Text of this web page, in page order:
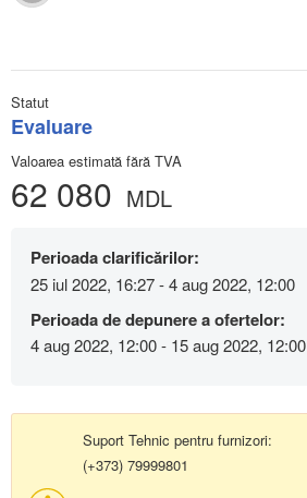
Statut
Evaluare
Valoarea estimată fără TVA
62 080 MDL
Perioada clarificărilor:
25 iul 2022, 16:27 - 4 aug 2022, 12:00
Perioada de depunere a ofertelor:
4 aug 2022, 12:00 - 15 aug 2022, 12:00
Suport Tehnic pentru furnizori:
(+373) 79999801